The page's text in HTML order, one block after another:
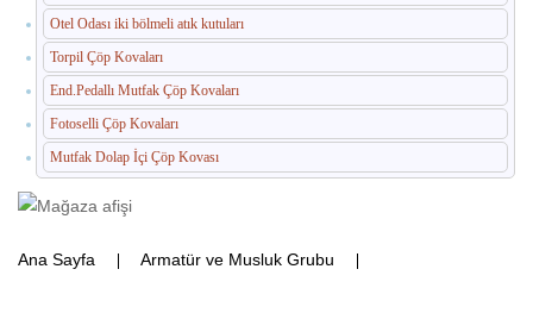
Otel Odası iki bölmeli atık kutuları
Torpil Çöp Kovaları
End.Pedallı Mutfak Çöp Kovaları
Fotoselli Çöp Kovaları
Mutfak Dolap İçi Çöp Kovası
Ana Sayfa Armatür ve Musluk Grubu